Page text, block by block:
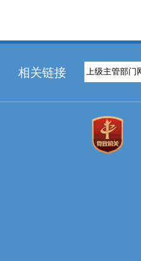
相关链接